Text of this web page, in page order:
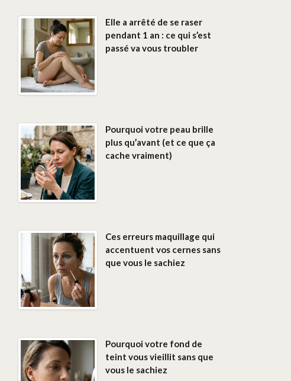
Elle a arrêté de se raser
pendant 1 an : ce qui s’est
passé va vous troubler
Pourquoi votre peau brille
plus qu’avant (et ce que ça
cache vraiment)
Ces erreurs maquillage qui
accentuent vos cernes sans
que vous le sachiez
Pourquoi votre fond de
teint vous vieillit sans que
vous le sachiez